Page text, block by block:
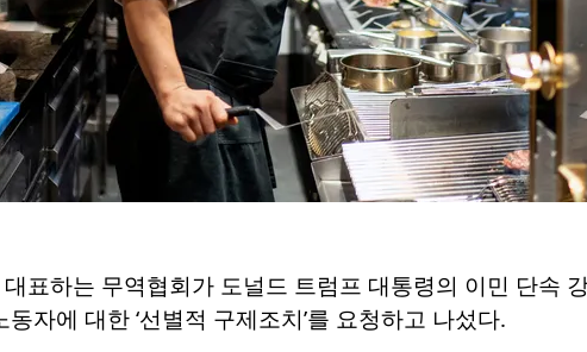
표하는 무역협회가 도널드 트럼프 대통령의 이민 단속
자에 대한 ‘선별적 구제조치’를 요청하고 나섰다.